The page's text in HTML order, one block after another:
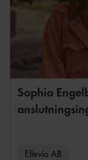
Sophia
Ellevio AB